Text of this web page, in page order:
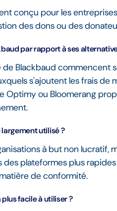
conçu pour les
des dons ou des
par rapport à ses
Blackbaud commencent
s'ajoutent les frais de
Optimy ou Bloomerang
utilisé ?
à but non lucratif,
plateformes plus
de conformité.
facile à utiliser ?